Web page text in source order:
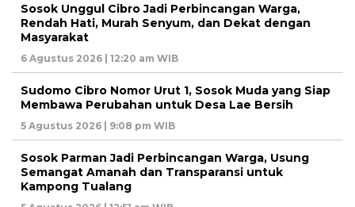
Sosok Unggul Cibro Jadi Perbincangan Warga,
Rendah Hati, Murah Senyum, dan Dekat dengan
Masyarakat
6 Agustus 2026 | 12:20 am WIB
Sudomo Cibro Nomor Urut 1, Sosok Muda yang Siap
Membawa Perubahan untuk Desa Lae Bersih
5 Agustus 2026 | 9:08 pm WIB
Sosok Parman Jadi Perbincangan Warga, Usung
Semangat Amanah dan Transparansi untuk
Kampong Tualang